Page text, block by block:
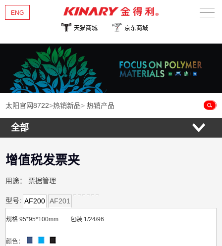
ENG
天猫商城 京东商城
关于金得利
新闻资讯
太阳官网8722>热销新品> 热销产品
全部
增值税发票夹
用途：票据管理
型号: AF200 AF201
规格:95*95*100mm包装:1/24/96
颜色：